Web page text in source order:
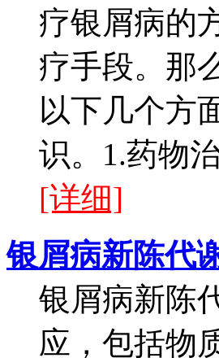
疗银屑病的
疗手段。那
以下几个方
识。1.药物
[详细]
银屑病新陈代
银屑病新陈
应，包括物